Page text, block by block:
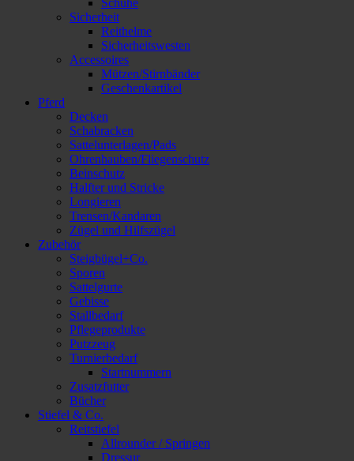
Sicherheit
Reithelme
Sicherheitswesten
Accessoires
Mützen/Stirnbänder
Geschenkartikel
Pferd
Decken
Schabracken
Sattelunterlagen/Pads
Ohrenhauben/Fliegenschutz
Beinschutz
Halfter und Stricke
Longieren
Trensen/Kandaren
Zügel und Hilfszügel
Zubehör
Steigbügel+Co.
Sporen
Sattelgurte
Gebisse
Stallbedarf
Pflegeprodukte
Putzzeug
Turnierbedarf
Startnummern
Zusatzfutter
Bücher
Stiefel & Co.
Reitstiefel
Allrounder / Springen
Dressur